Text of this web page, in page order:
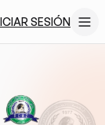
SESIÓN